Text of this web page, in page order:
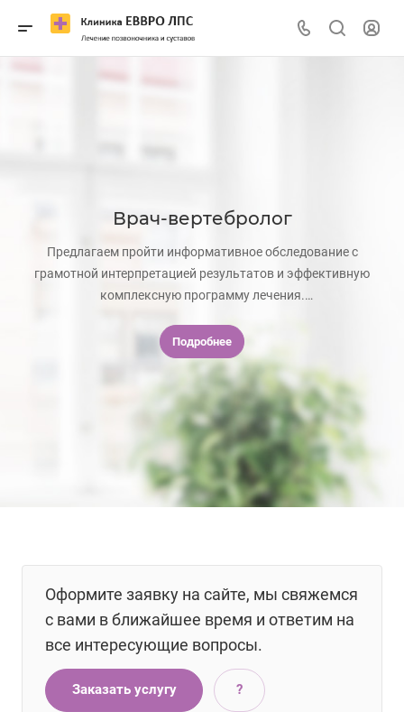
Врач-вертебролог
Предлагаем пройти информативное обследование с
грамотной интерпретацией результатов и эффективную
комплексную программу лечения.
ЛПС в Краснодаре
Подробнее
Оформите заявку на сайте, мы свяжемся
с вами в ближайшее время и ответим на
все интересующие вопросы.
Заказать услугу ?